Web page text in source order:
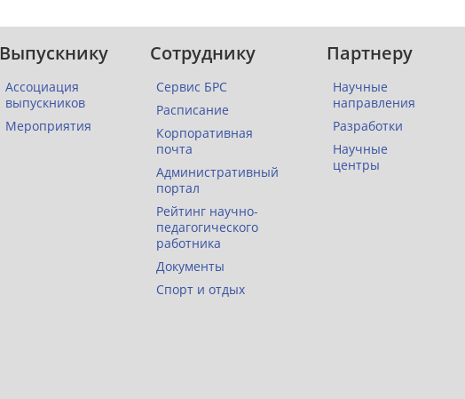
Выпускнику
Ассоциация
выпускников
Мероприятия
Сотруднику
Сервис БРС
Расписание
Корпоративная
почта
Административный
портал
Рейтинг научно-
педагогического
работника
Документы
Спорт и отдых
Партнеру
Научные
направления
Разработки
Научные
центры